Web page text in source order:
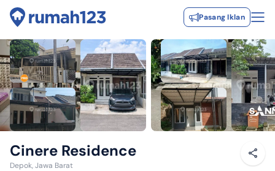
Pasang Iklan
Cinere Residence
Depok, Jawa Barat